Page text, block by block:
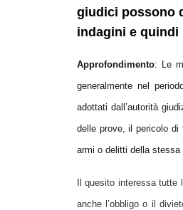
giudici possono
indagini e quindi
Approfondimento: Le
generalmente nel
adottati dall’autorità
delle prove, il pericolo
armi o delitti della stessa
Il quesito interessa
anche l’obbligo o il